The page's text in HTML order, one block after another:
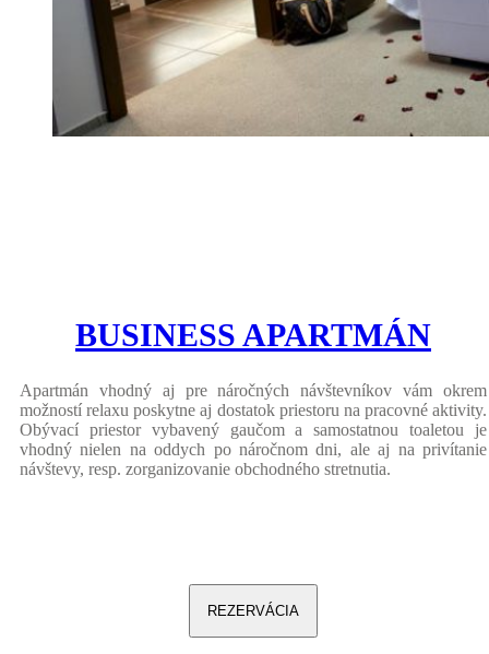
BUSINESS APARTMÁN
Apartmán vhodný aj pre náročných návštevníkov vám okrem
možností relaxu poskytne aj dostatok priestoru na pracovné aktivity.
Obývací priestor vybavený gaučom a samostatnou toaletou je
vhodný nielen na oddych po náročnom dni, ale aj na privítanie
návštevy, resp. zorganizovanie obchodného stretnutia.
REZERVÁCIA